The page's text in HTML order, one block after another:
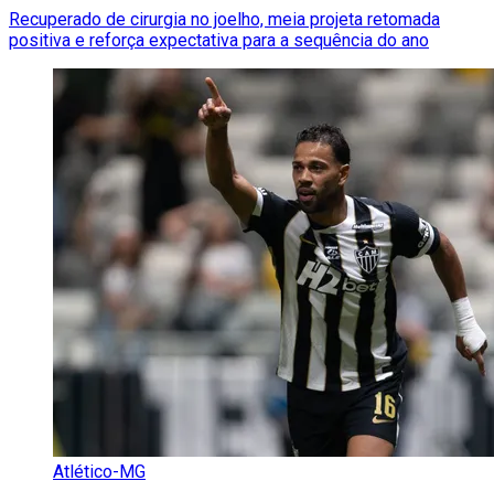
Recuperado de cirurgia no joelho, meia projeta retomada
positiva e reforça expectativa para a sequência do ano
Atlético-MG